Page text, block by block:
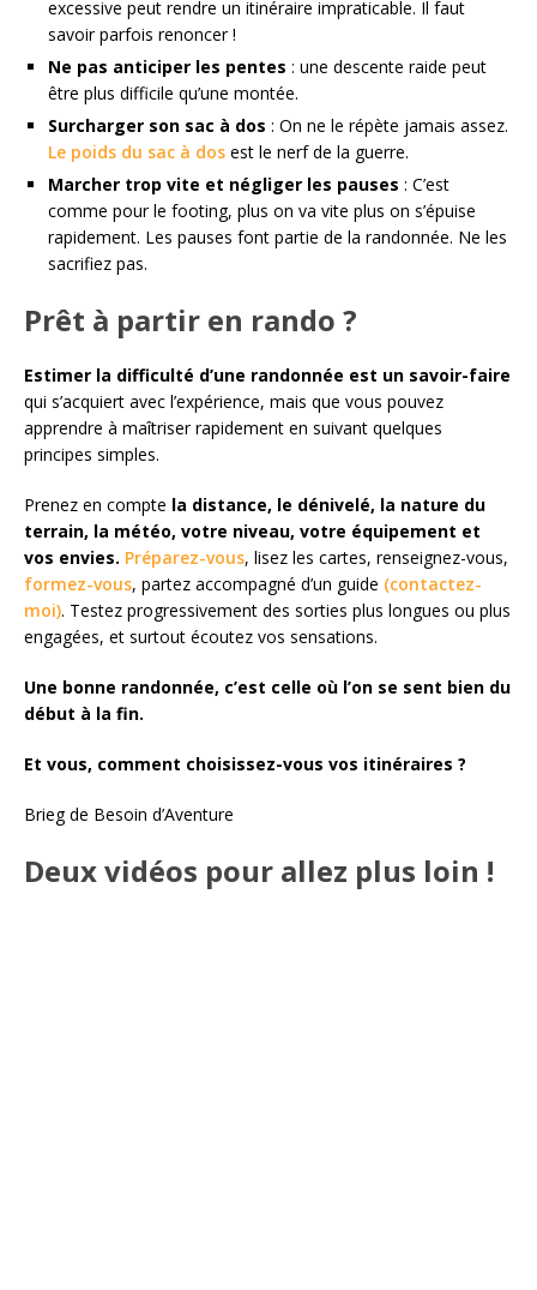
excessive peut rendre un itinéraire impraticable. Il faut
savoir parfois renoncer !
Ne pas anticiper les pentes : une descente raide peut
être plus difficile qu’une montée.
Surcharger son sac à dos : On ne le répète jamais assez.
Le poids du sac à dos est le nerf de la guerre.
Marcher trop vite et négliger les pauses : C’est
comme pour le footing, plus on va vite plus on s’épuise
rapidement. Les pauses font partie de la randonnée. Ne les
sacrifiez pas.
Prêt à partir en rando ?
Estimer la difficulté d’une randonnée est un savoir-faire
qui s’acquiert avec l’expérience, mais que vous pouvez
apprendre à maîtriser rapidement en suivant quelques
principes simples.
Prenez en compte la distance, le dénivelé, la nature du
terrain, la météo, votre niveau, votre équipement et
vos envies. Préparez-vous, lisez les cartes, renseignez-vous,
formez-vous, partez accompagné d’un guide (contactez-
moi). Testez progressivement des sorties plus longues ou plus
engagées, et surtout écoutez vos sensations.
Une bonne randonnée, c’est celle où l’on se sent bien du
début à la fin.
Et vous, comment choisissez-vous vos itinéraires ?
Brieg de Besoin d’Aventure
Deux vidéos pour allez plus loin !